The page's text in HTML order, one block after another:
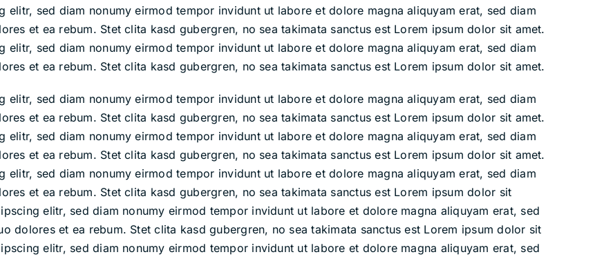
elitr, sed diam nonumy eirmod tempor invidunt ut labore et dolore magna aliquyam erat, sed diam
et ea rebum. Stet clita kasd gubergren, no sea takimata sanctus est Lorem ipsum dolor sit amet.
elitr, sed diam nonumy eirmod tempor invidunt ut labore et dolore magna aliquyam erat, sed diam
et ea rebum. Stet clita kasd gubergren, no sea takimata sanctus est Lorem ipsum dolor sit amet.
elitr, sed diam nonumy eirmod tempor invidunt ut labore et dolore magna aliquyam erat, sed diam
et ea rebum. Stet clita kasd gubergren, no sea takimata sanctus est Lorem ipsum dolor sit amet.
elitr, sed diam nonumy eirmod tempor invidunt ut labore et dolore magna aliquyam erat, sed diam
et ea rebum. Stet clita kasd gubergren, no sea takimata sanctus est Lorem ipsum dolor sit amet.
elitr, sed diam nonumy eirmod tempor invidunt ut labore et dolore magna aliquyam erat, sed diam
et ea rebum. Stet clita kasd gubergren, no sea takimata sanctus est Lorem ipsum dolor sit
elitr, sed diam nonumy eirmod tempor invidunt ut labore et dolore magna aliquyam erat, sed
dolores et ea rebum. Stet clita kasd gubergren, no sea takimata sanctus est Lorem ipsum dolor sit
elitr, sed diam nonumy eirmod tempor invidunt ut labore et dolore magna aliquyam erat, sed